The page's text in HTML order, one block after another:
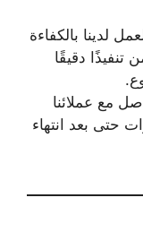
لدينا بالكفاءة
تنفيذًا دقيقًا
مع عملائنا
حتى بعد انتهاء